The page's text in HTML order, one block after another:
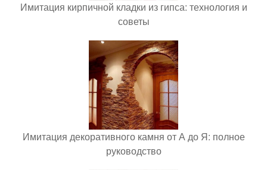
Имитация кирпичной кладки из гипса: технология и
советы
Имитация декоративного камня от А до Я: полное
руководство